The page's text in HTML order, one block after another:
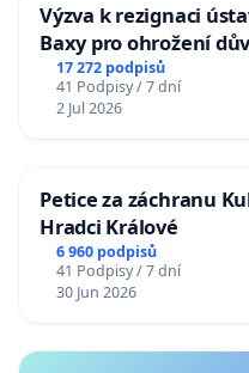
Výzva k rezignaci
Baxy pro ohrožení
17 272 podpisů
41 Podpisy / 7 dní
2 Jul 2026
Petice za záchranu
Hradci Králové
6 960 podpisů
41 Podpisy / 7 dní
30 Jun 2026